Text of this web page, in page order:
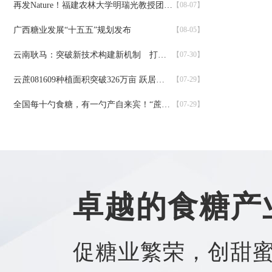
再发Nature！福建农林大学明瑞光教授团队破解百年甘蔗育种谜题：母本如何送出一份“双倍遗传礼物” 【08-07】
广西糖业发展“十五五”规划发布 【08-05】
云南耿马：突破新技术构建新机制 打造甘蔗机收新模式 【07-30】
云蔗081609种植面积突破326万亩 跃居全国第一 【07-29】
全国每十勺食糖，有一勺产自来宾！“蔗”个“糖罐子”，超甜！ 【07-29】
卓越的食糖
促糖业繁荣，创甜